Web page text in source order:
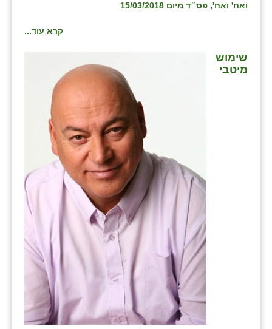
ואח' ואח', פס״ד מיום 15/03/2018
קרא עוד...
שימוש
מיטבי